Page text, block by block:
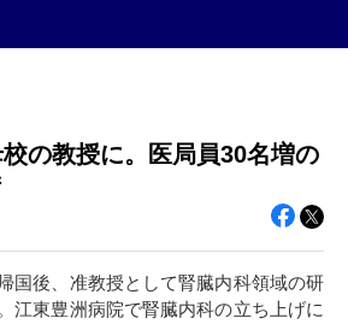
の教授に。医局員30名増の
国後、准教授として腎臓内科領域の研
江東豊洲病院で腎臓内科の立ち上げに